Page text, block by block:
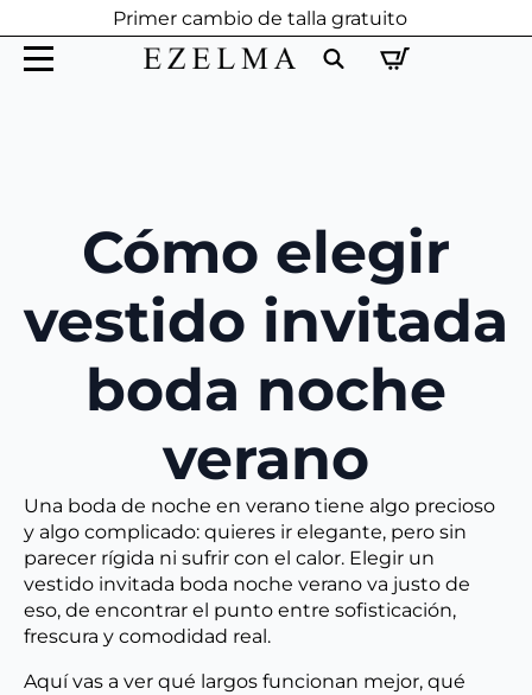
Primer cambio de talla gratuito
Cómo elegir
vestido invitada
boda noche
verano
Una boda de noche en verano tiene algo precioso
y algo complicado: quieres ir elegante, pero sin
parecer rígida ni sufrir con el calor. Elegir un
vestido invitada boda noche verano va justo de
eso, de encontrar el punto entre sofisticación,
frescura y comodidad real.
Aquí vas a ver qué largos funcionan mejor, qué